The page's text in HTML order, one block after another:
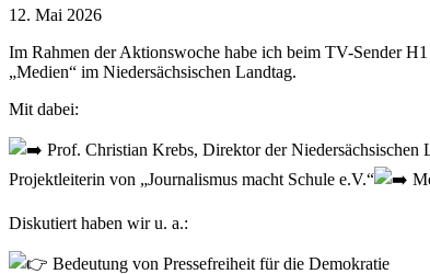
12. Mai 2026
Im Rahmen der Aktionswoche habe ich beim TV-Sender
„Medien“ im Niedersächsischen Landtag.
Mit dabei:
Prof. Christian Krebs, Direktor der Niedersächsischen
Projektleiterin von „Journalismus macht Schule e.V.“
Diskutiert haben wir u. a.:
Bedeutung von Pressefreiheit für die Demokratie